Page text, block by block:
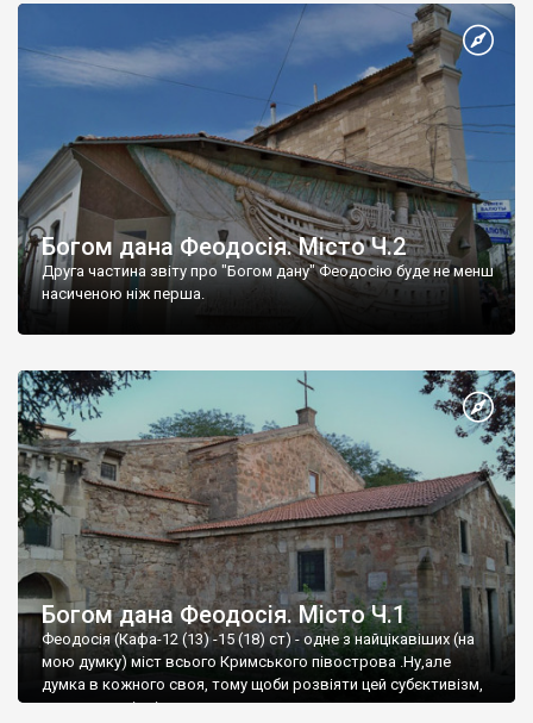
Богом дана Феодосія. Місто Ч.2
Друга частина звіту про "Богом дану" Феодосію буде не менш
насиченою ніж перша.
Богом дана Феодосія. Місто Ч.1
Феодосія (Кафа-12 (13) -15 (18) ст) - одне з найцікавіших (на
мою думку) міст всього Кримського півострова .Ну,але
думка в кожного своя, тому щоби розвіяти цей субєктивізм,
запрошую відвідати це